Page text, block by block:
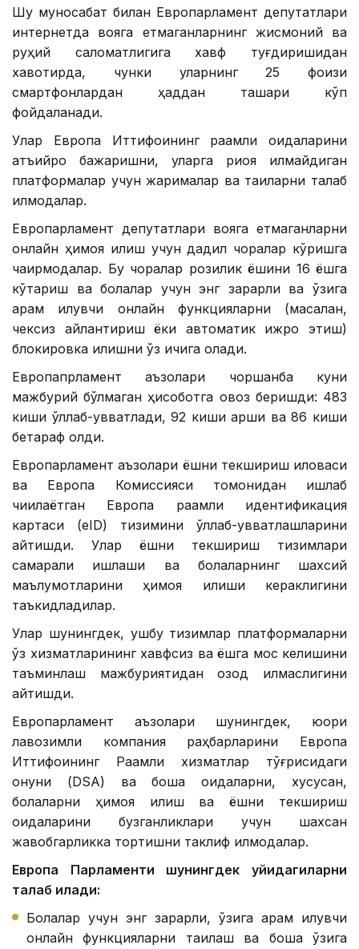
Шу муносабат билан Европарламент депутатлари
интернетда вояга етмаганларнинг жисмоний ва
руҳий саломатлигига хавф туғдиришидан
хавотирда, чунки уларнинг 25 фоизи
смартфонлардан ҳаддан ташқари кўп
фойдаланади.
Улар Европа Иттифоқининг рақамли қоидаларини
қатъийроқ бажаришни, уларга риоя қилмайдиган
платформалар учун жарималар ва тақиқларни талаб
қилмоқдалар.
Европарламент депутатлари вояга етмаганларни
онлайн ҳимоя қилиш учун дадил чоралар кўришга
чақирмоқдалар. Бу чоралар розилик ёшини 16 ёшга
кўтариш ва болалар учун энг зарарли ва ўзига
қарам қилувчи онлайн функцияларни (масалан,
чексиз айлантириш ёки автоматик ижро этиш)
блокировка қилишни ўз ичига олади.
Европапрламент аъзолари чоршанба куни
мажбурий бўлмаган ҳисоботга овоз беришди: 483
киши қўллаб-қувватлади, 92 киши қарши ва 86 киши
бетараф қолди.
Европарламент аъзолари ёшни текшириш иловаси
ва Европа Комиссияси томонидан ишлаб
чиқилаётган Европа рақамли идентификация
картаси (eID) тизимини қўллаб-қувватлашларини
айтишди. Улар ёшни текшириш тизимлари
самарали ишлаши ва болаларнинг шахсий
маълумотларини ҳимоя қилиши кераклигини
таъкидладилар.
Улар шунингдек, ушбу тизимлар платформаларни
ўз хизматларининг хавфсиз ва ёшга мос келишини
таъминлаш мажбуриятидан озод қилмаслигини
айтишди.
Европарламент аъзолари шунингдек, юқори
лавозимли компания раҳбарларини Европа
Иттифоқининг Рақамли хизматлар тўғрисидаги
қонуни (DSA) ва бошқа қоидаларни, хусусан,
болаларни ҳимоя қилиш ва ёшни текшириш
қоидаларини бузганликлари учун шахсан
жавобгарликка тортишни таклиф қилмоқдалар.
Европа Парламенти шунингдек қуйидагиларни
талаб қилади:
Болалар учун энг зарарли, ўзига қарам қилувчи
онлайн функцияларни тақиқлаш ва бошқа ўзига